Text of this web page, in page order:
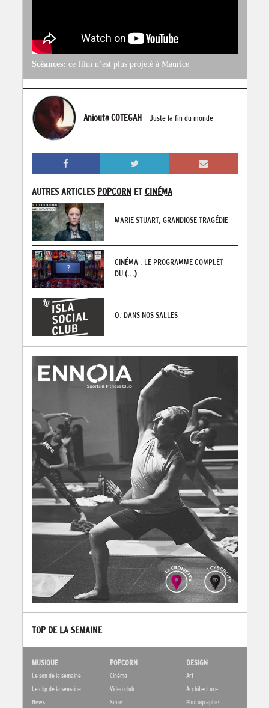
Scéances: ce film n’est plus projeté à Maurice
Aniouta COTEGAH - Juste la fin du monde
AUTRES ARTICLES POPCORN ET CINÉMA
MARIE STUART, GRANDIOSE TRAGÉDIE
CINÉMA : LE PROGRAMME COMPLET
DU(...)
0. DANS NOS SALLES
TOP DE LA SEMAINE
MUSIQUE
Le son de la semaine
Le clip de la semaine
News
POPCORN
Cinéma
Video club
Série
DESIGN
Art
Architecture
Photographie